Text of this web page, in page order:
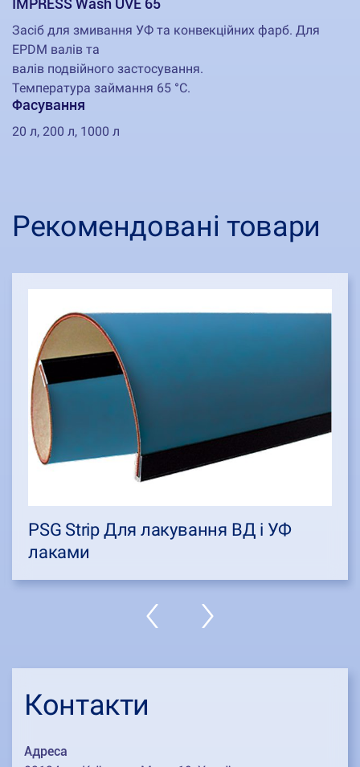
IMPRESS Wash UVE 65
Засіб для змивання УФ та конвекційних фарб. Для
EPDM валів та
валів подвійного застосування.
Температура займання 65 °C.
Фасування
20 л, 200 л, 1000 л
Рекомендовані товари
PSG Strip Для лакування ВД і УФ
лаками
Контакти
Адреса